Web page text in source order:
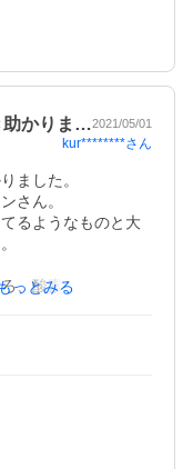
助かりま…2021/05/01
kur********さん
ました。
さん。
るようなものと大
、酸素濃度がグン
う日が来るとは思
ください。
っとみる